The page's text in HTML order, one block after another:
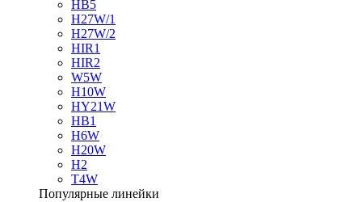
HB5
H27W/1
H27W/2
HIR1
HIR2
W5W
H10W
HY21W
HB1
H6W
H20W
H2
T4W
Популярные линейки